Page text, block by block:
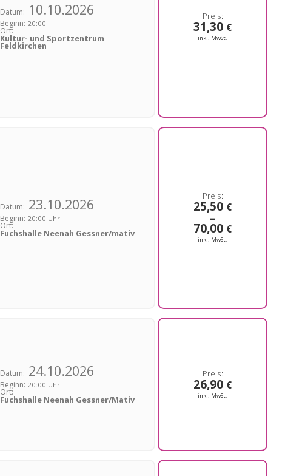
Datum: 10.10.2026
Beginn: 20:00
Ort:
Kultur- und Sportzentrum
Feldkirchen
31,30 €
inkl. MwSt.
Datum: 23.10.2026
Beginn: 20:00 Uhr
Ort:
Fuchshalle Neenah Gessner/mativ
25,50 €
–
70,00 €
Preisspanne:
inkl. MwSt.
Datum: 24.10.2026
Beginn: 20:00 Uhr
Ort:
Fuchshalle Neenah Gessner/Mativ
26,90 €
inkl. MwSt.